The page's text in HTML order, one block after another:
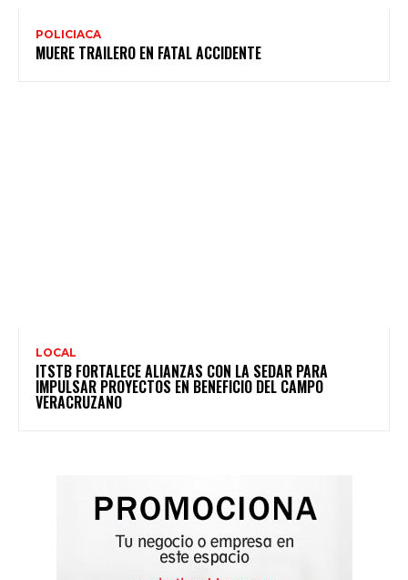
POLICIACA
MUERE TRAILERO EN FATAL ACCIDENTE
LOCAL
ITSTB FORTALECE ALIANZAS CON LA SEDAR PARA
IMPULSAR PROYECTOS EN BENEFICIO DEL CAMPO
VERACRUZANO